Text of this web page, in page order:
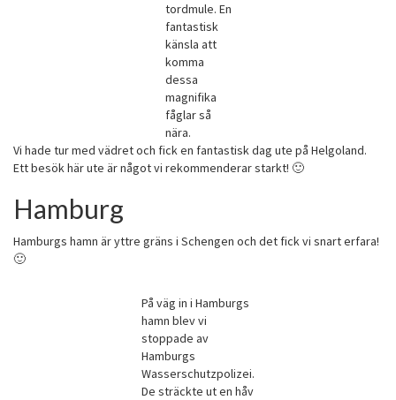
tordmule. En
fantastisk
känsla att
komma
dessa
magnifika
fåglar så
nära.
Vi hade tur med vädret och fick en fantastisk dag ute på Helgoland.
Ett besök här ute är något vi rekommenderar starkt! 🙂
Hamburg
Hamburgs hamn är yttre gräns i Schengen och det fick vi snart erfara!
🙂
På väg in i Hamburgs
hamn blev vi
stoppade av
Hamburgs
Wasserschutzpolizei.
De sträckte ut en håv